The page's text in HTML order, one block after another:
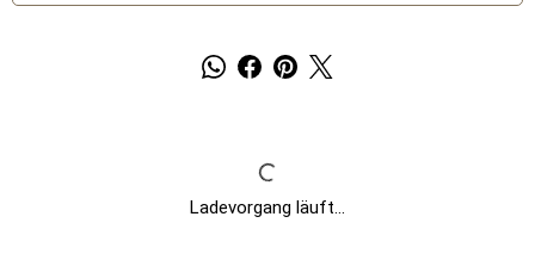
Ladevorgang läuft...